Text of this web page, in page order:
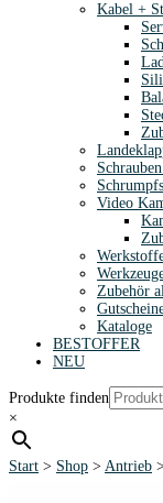
Kabel +
Video
Zubehör
Kataloge
BESTOFFER
NEU
Produkte finden
×
Start > Shop > Antrieb